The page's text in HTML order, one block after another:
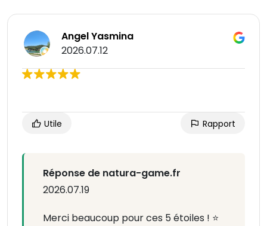
Angel Yasmina
2026.07.12
Utile Rapport
Réponse de natura-game.fr
2026.07.19
Merci beaucoup pour ces 5 étoiles ! ⭐